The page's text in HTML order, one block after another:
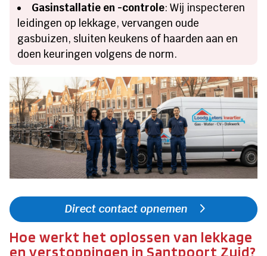
Gasinstallatie en -controle: Wij inspecteren
leidingen op lekkage, vervangen oude
gasbuizen, sluiten keukens of haarden aan en
doen keuringen volgens de norm.
Direct contact opnemen
Hoe werkt het oplossen van lekkage
en verstoppingen in Santpoort Zuid?